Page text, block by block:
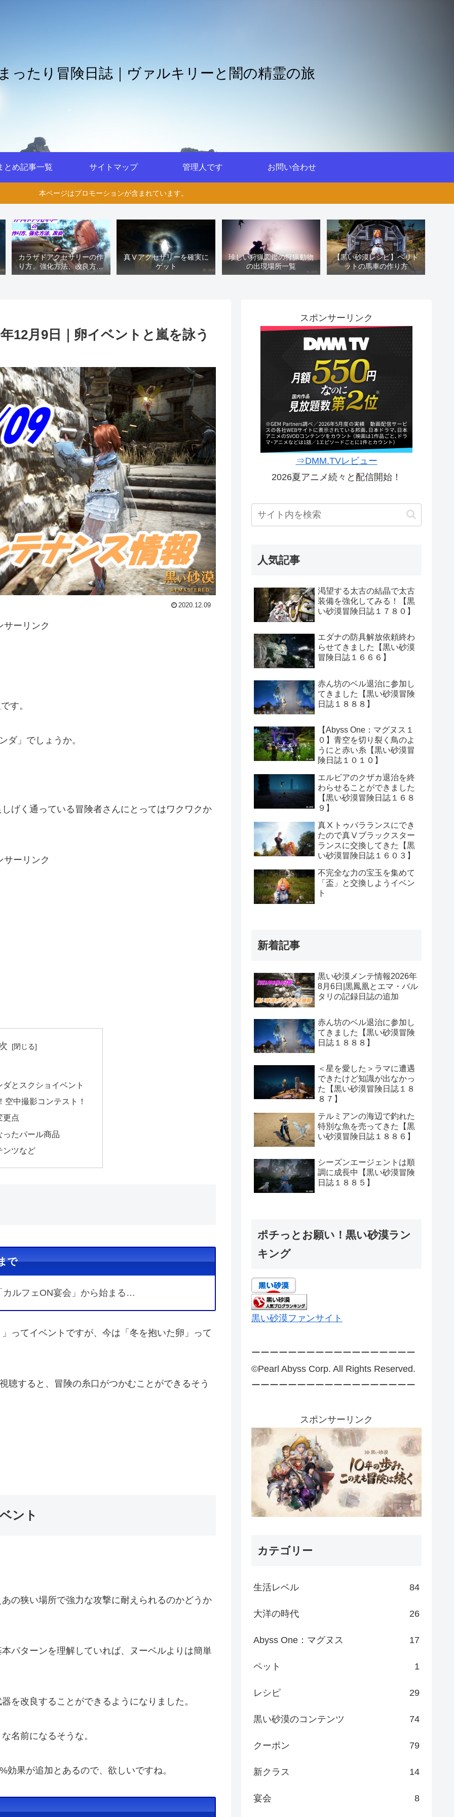
ったり冒険日誌｜ヴァルキリーと闇の精霊の旅
とめ記事一覧 サイトマップ 管理人です お問い合わせ
本ページはプロモーションが含まれています。
カラザドアクセサリーの作
り方、強化方法、改良方法
などまとめ【黒い砂漠冒険
真Ⅴアクセサリーを確実に
ゲット
珍しい狩猟図鑑の狩猟動物
の出現場所一覧
【黒い砂漠レシピ】ペリド
ットの馬車の作り方
12月9日｜卵イベントと嵐を詠う
2020.12.09
サーリンク
す。
ダ」でしょうか。
げく通っている冒険者さんにとってはワクワクか
サーリンク
とスクショイベント
空中撮影コンテスト！
更点
ったパール商品
ンツなど
で
カルフェON宴会」から始まる…
ってイベントですが、今は「冬を抱いた卵」って
聴すると、冒険の糸口がつかむことができるそう
ント
の狭い場所で強力な攻撃に耐えられるのかどうか
パターンを理解していれば、ヌーベルよりは簡単
を改良することができるようになりました。
名前になるそうな。
果が追加とあるので、欲しいですね。
スポンサーリンク
⇒DMM.TVレビュー
2026夏アニメ続々と配信開始！
人気記事
渇望する太古の結晶で太古
装備を強化してみる！【黒
い砂漠冒険日誌１７８０】
エダナの防具解放依頼終わ
らせてきました【黒い砂漠
冒険日誌１６６６】
赤ん坊のベル退治に参加し
てきました【黒い砂漠冒険
日誌１８８８】
【Abyss One：マグヌス１
０】青空を切り裂く鳥のよ
うにと赤い糸【黒い砂漠冒
険日誌１０１０】
エルビアのクザカ退治を終
わらせることができました
【黒い砂漠冒険日誌１６８
９】
真Ⅹトゥバラランスにでき
たので真Ⅴブラックスター
ランスに交換してきた【黒
い砂漠冒険日誌１６０３】
不完全な力の宝玉を集めて
「盃」と交換しようイベン
ト
新着記事
黒い砂漠メンテ情報2026年
8月6日|黒鳳凰とエマ・バル
タリの記録日誌の追加
赤ん坊のベル退治に参加し
てきました【黒い砂漠冒険
日誌１８８８】
＜星を愛した＞ラマに遭遇
できたけど知識が出なかっ
た【黒い砂漠冒険日誌１８
８７】
テルミアンの海辺で釣れた
特別な魚を売ってきた【黒
い砂漠冒険日誌１８８６】
シーズンエージェントは順
調に成長中【黒い砂漠冒険
日誌１８８５】
ポチっとお願い！黒い砂漠ラン
キング
黒い砂漠ファンサイト
ーーーーーーーーーーーーーーーーーー
©Pearl Abyss Corp. All Rights Reserved.
ーーーーーーーーーーーーーーーーーー
スポンサーリンク
カテゴリー
生活レベル 84
大洋の時代 26
Abyss One：マグヌス 17
ペット 1
レシピ 29
黒い砂漠のコンテンツ 74
クーポン 79
新クラス 14
宴会 8